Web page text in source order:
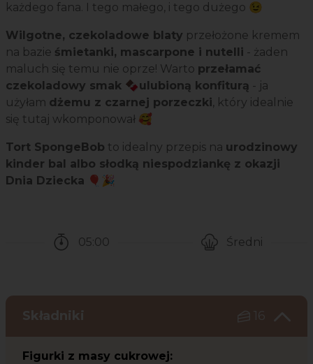
każdego fana. I tego małego, i tego dużego 😉
Wilgotne, czekoladowe blaty przełożone kremem
na bazie śmietanki, mascarpone i nutelli - żaden
maluch się temu nie oprze! Warto przełamać
czekoladowy smak 🍫ulubioną konfiturą - ja
użyłam dżemu z czarnej porzeczki, który idealnie
się tutaj wkomponował 🥰
Tort SpongeBob to idealny przepis na urodzinowy
kinder bal albo słodką niespodziankę z okazji
Dnia Dziecka 🎈🎉
05:00
Średni
Składniki 16
Figurki z masy cukrowej: